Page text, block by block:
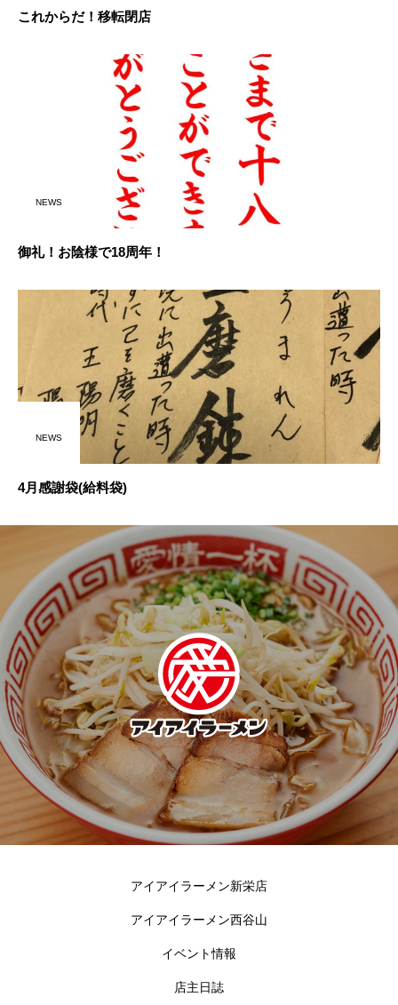
これからだ！移転閉店
NEWS
御礼！お陰様で18周年！
NEWS
4月感謝袋(給料袋)
アイアイラーメン新栄店
アイアイラーメン西谷山
イベント情報
店主日誌